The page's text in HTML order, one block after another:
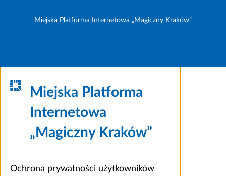
Miejska Platforma Internetowa „Magiczny Kraków”
Miejska Platforma
Internetowa
„Magiczny Kraków”
Ochrona prywatności użytkowników